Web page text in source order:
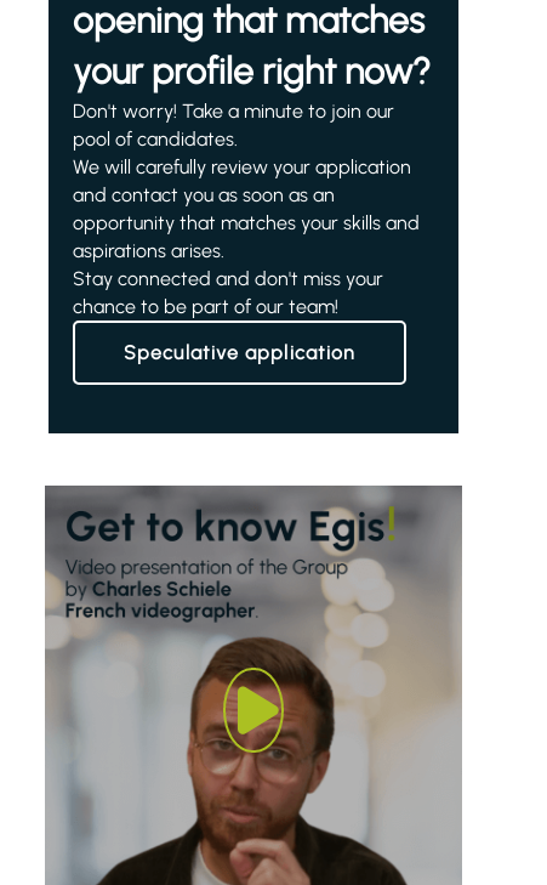
opening that matches
your profile right now?
Don't worry! Take a minute to join our
pool of candidates.
We will carefully review your application
and contact you as soon as an
opportunity that matches your skills and
aspirations arises.
Stay connected and don't miss your
chance to be part of our team!
Speculative application